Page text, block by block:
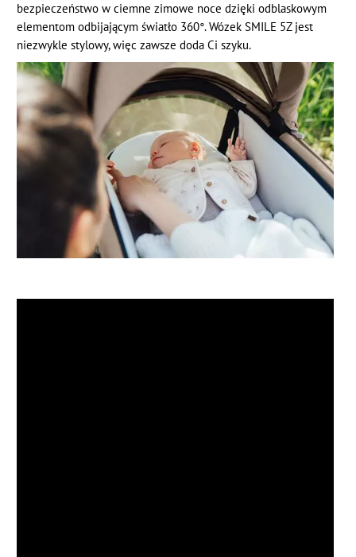
bezpieczeństwo w ciemne zimowe noce dzięki odblaskowym
elementom odbijającym światło 360°. Wózek SMILE 5Z jest
niezwykle stylowy, więc zawsze doda Ci szyku.